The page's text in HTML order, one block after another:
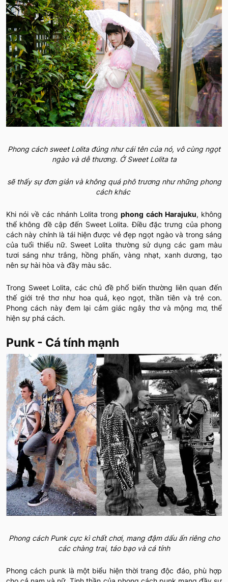
Phong cách sweet Lolita đúng như cái tên của nó, vô cùng ngọt
ngào và dễ thương. Ớ Sweet Lolita ta
sẽ thấy sự đơn giản và không quá phô trương như những phong
cách khác
Khi nói về các nhánh Lolita trongphong cách Harajuku, không
thể không đề cập đến Sweet Lolita. Điều đặc trưng của phong
cách này chính là tái hiện được vẻ đẹp ngọt ngào và trong sáng
của tuổi thiếu nữ. Sweet Lolita thường sử dụng các gam màu
tươi sáng như trắng, hồng phấn, vàng nhạt, xanh dương, tạo
nên sự hài hòa và đầy màu sắc.
Trong Sweet Lolita, các chủ đề phổ biến thường liên quan đến
thế giới trẻ thơ như hoa quả, kẹo ngọt, thần tiên và trẻ con.
Phong cách này đem lại cảm giác ngây thơ và mộng mơ, thể
hiện sự phá cách.
Punk - Cá tính mạnh
Phong cách Punk cực kì chất chơi, mang đậm dấu ấn riêng cho
các chàng trai, táo bạo và cá tính
Phong cách punk là một biểu hiện thời trang độc đáo, phù hợp